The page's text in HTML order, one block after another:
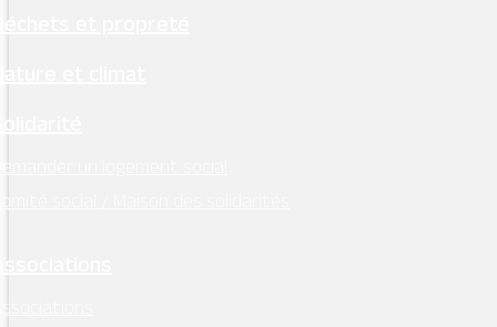
et propreté
et climat
un logement social
social / Maison des solidarités